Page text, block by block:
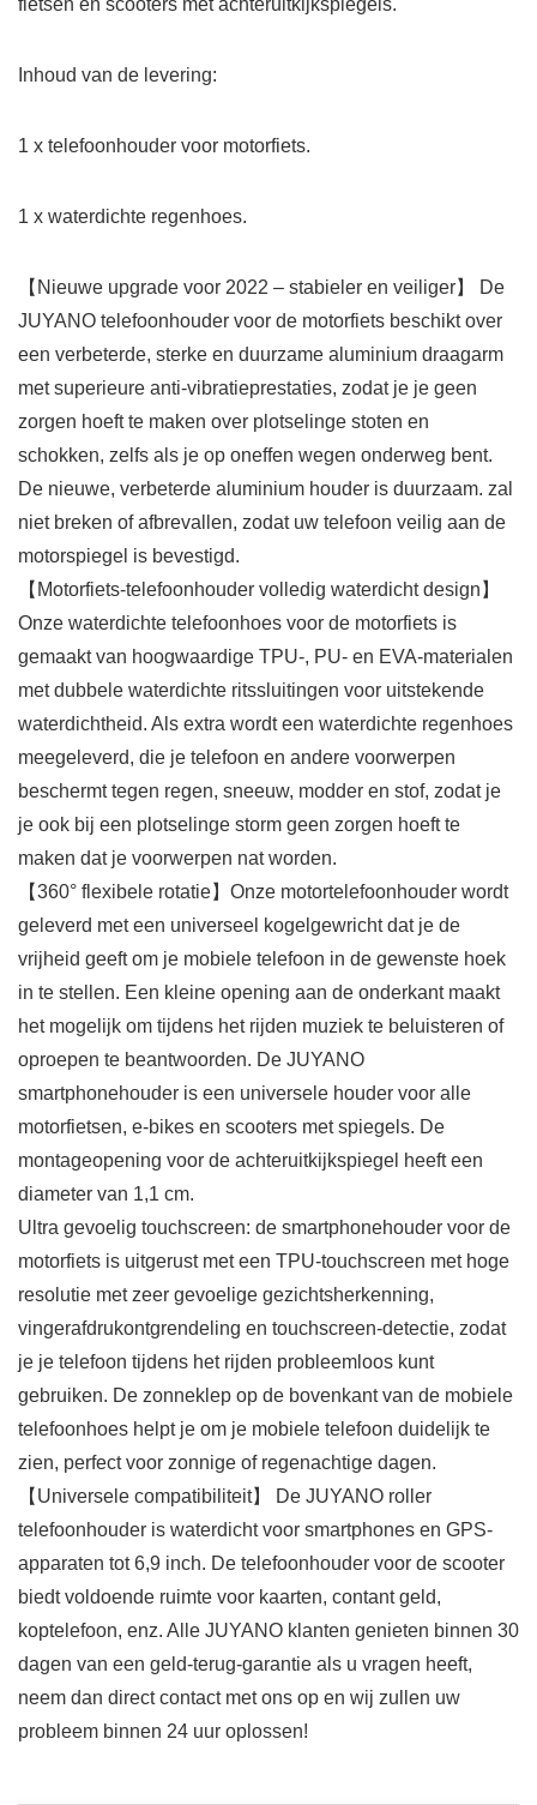
fietsen en scooters met achteruitkijkspiegels.
Inhoud van de levering:
1 x telefoonhouder voor motorfiets.
1 x waterdichte regenhoes.
【Nieuwe upgrade voor 2022 – stabieler en veiliger】 De
JUYANO telefoonhouder voor de motorfiets beschikt over
een verbeterde, sterke en duurzame aluminium draagarm
met superieure anti-vibratieprestaties, zodat je je geen
zorgen hoeft te maken over plotselinge stoten en
schokken, zelfs als je op oneffen wegen onderweg bent.
De nieuwe, verbeterde aluminium houder is duurzaam. zal
niet breken of afbrevallen, zodat uw telefoon veilig aan de
motorspiegel is bevestigd.
【Motorfiets-telefoonhouder volledig waterdicht design】
Onze waterdichte telefoonhoes voor de motorfiets is
gemaakt van hoogwaardige TPU-, PU- en EVA-materialen
met dubbele waterdichte ritssluitingen voor uitstekende
waterdichtheid. Als extra wordt een waterdichte regenhoes
meegeleverd, die je telefoon en andere voorwerpen
beschermt tegen regen, sneeuw, modder en stof, zodat je
je ook bij een plotselinge storm geen zorgen hoeft te
maken dat je voorwerpen nat worden.
【360° flexibele rotatie】Onze motortelefoonhouder wordt
geleverd met een universeel kogelgewricht dat je de
vrijheid geeft om je mobiele telefoon in de gewenste hoek
in te stellen. Een kleine opening aan de onderkant maakt
het mogelijk om tijdens het rijden muziek te beluisteren of
oproepen te beantwoorden. De JUYANO
smartphonehouder is een universele houder voor alle
motorfietsen, e-bikes en scooters met spiegels. De
montageopening voor de achteruitkijkspiegel heeft een
diameter van 1,1 cm.
Ultra gevoelig touchscreen: de smartphonehouder voor de
motorfiets is uitgerust met een TPU-touchscreen met hoge
resolutie met zeer gevoelige gezichtsherkenning,
vingerafdrukontgrendeling en touchscreen-detectie, zodat
je je telefoon tijdens het rijden probleemloos kunt
gebruiken. De zonneklep op de bovenkant van de mobiele
telefoonhoes helpt je om je mobiele telefoon duidelijk te
zien, perfect voor zonnige of regenachtige dagen.
【Universele compatibiliteit】 De JUYANO roller
telefoonhouder is waterdicht voor smartphones en GPS-
apparaten tot 6,9 inch. De telefoonhouder voor de scooter
biedt voldoende ruimte voor kaarten, contant geld,
koptelefoon, enz. Alle JUYANO klanten genieten binnen 30
dagen van een geld-terug-garantie als u vragen heeft,
neem dan direct contact met ons op en wij zullen uw
probleem binnen 24 uur oplossen!